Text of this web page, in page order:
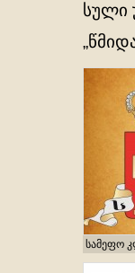
სული
სამეფო